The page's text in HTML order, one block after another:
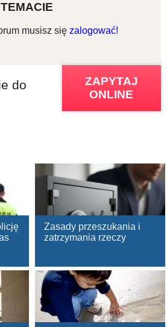
musisz się zalogować!
do
ZAPYTAJ
ONLINE
Zasady przeszukania i
zatrzymania rzeczy